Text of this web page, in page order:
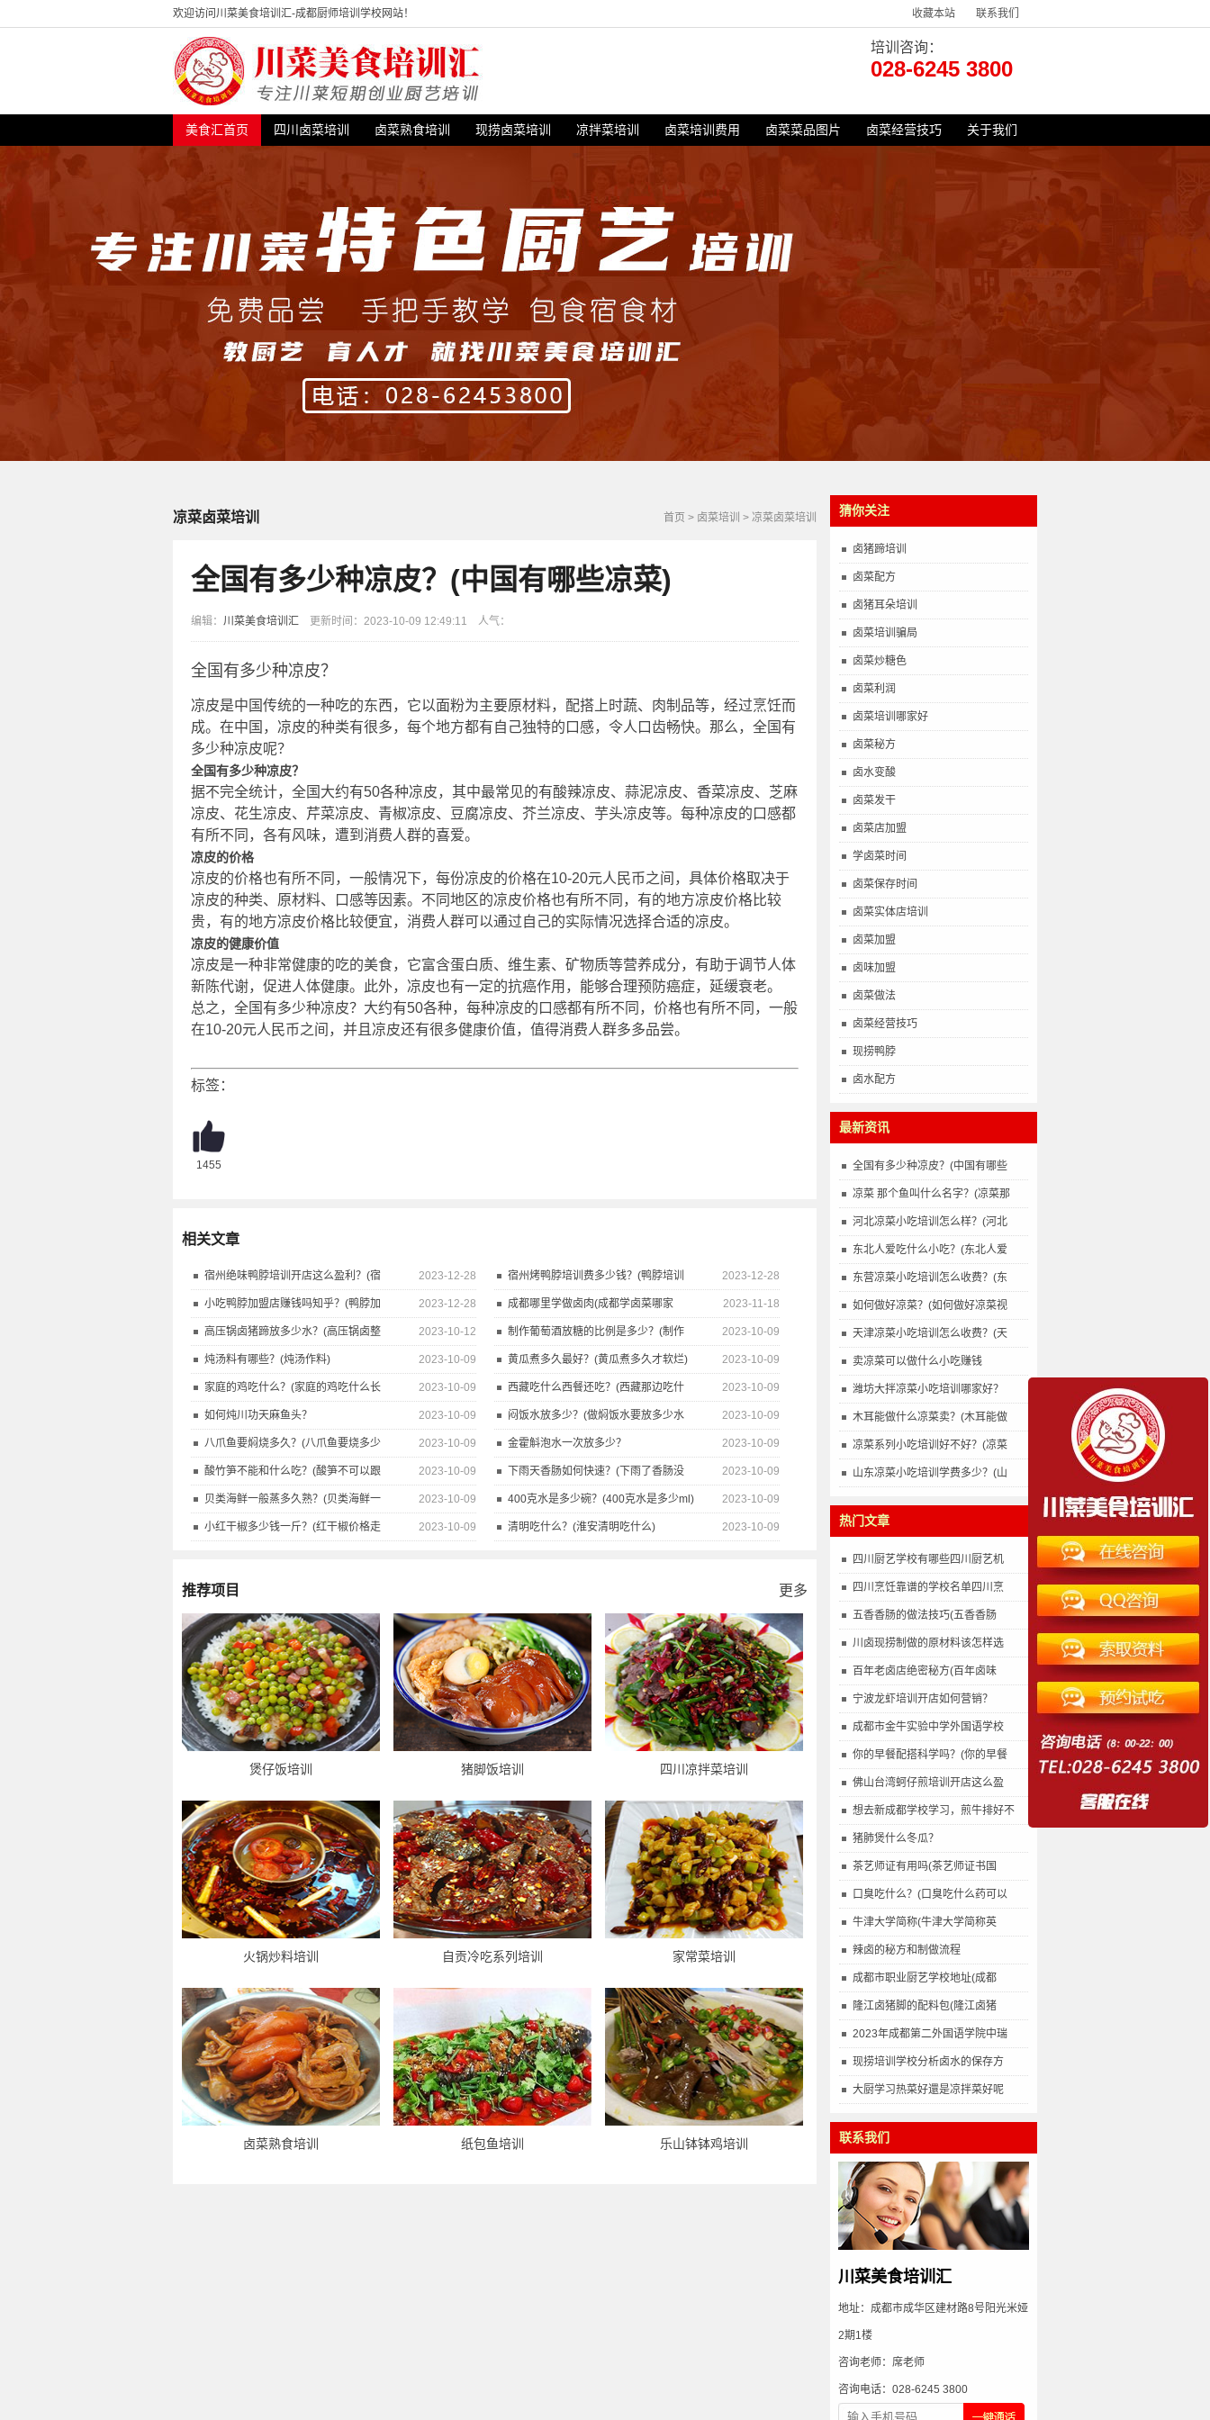
收藏本站 联系我们
欢迎访问川菜美食培训汇-成都厨师培训学校网站！
培训咨询：
028-6245 3800
美食汇首页 四川卤菜培训 卤菜熟食培训 现捞卤菜培训 凉拌菜培训 卤菜培训费用 卤菜菜品图片 卤菜经营技巧 关于我们
猜你关注
卤猪蹄培训
卤菜配方
卤猪耳朵培训
卤菜培训骗局
卤菜炒糖色
卤菜利润
卤菜培训哪家好
卤菜秘方
卤水变酸
卤菜发干
卤菜店加盟
学卤菜时间
卤菜保存时间
卤菜实体店培训
卤菜加盟
卤味加盟
卤菜做法
卤菜经营技巧
现捞鸭脖
卤水配方
最新资讯
全国有多少种凉皮？(中国有哪些
凉菜 那个鱼叫什么名字？(凉菜那
河北凉菜小吃培训怎么样？(河北
东北人爱吃什么小吃？(东北人爱
东营凉菜小吃培训怎么收费？(东
如何做好凉菜？(如何做好凉菜视
天津凉菜小吃培训怎么收费？(天
卖凉菜可以做什么小吃赚钱
潍坊大拌凉菜小吃培训哪家好？
木耳能做什么凉菜卖？(木耳能做
凉菜系列小吃培训好不好？(凉菜
山东凉菜小吃培训学费多少？(山
热门文章
四川厨艺学校有哪些四川厨艺机
四川烹饪靠谱的学校名单四川烹
五香香肠的做法技巧(五香香肠
川卤现捞制做的原材料该怎样选
百年老卤店绝密秘方(百年卤味
宁波龙虾培训开店如何营销？
成都市金牛实验中学外国语学校
你的早餐配搭科学吗？(你的早餐
佛山台湾蚵仔煎培训开店这么盈
想去新成都学校学习，煎牛排好不
猪肺煲什么冬瓜？
茶艺师证有用吗(茶艺师证书国
口臭吃什么？(口臭吃什么药可以
牛津大学简称(牛津大学简称英
辣卤的秘方和制做流程
成都市职业厨艺学校地址(成都
隆江卤猪脚的配料包(隆江卤猪
2023年成都第二外国语学院中瑞
现捞培训学校分析卤水的保存方
大厨学习热菜好還是凉拌菜好呢
联系我们
川菜美食培训汇
地址：成都市成华区建材路8号阳光米娅
2期1楼
咨询老师：席老师
咨询电话：028-6245 3800
首页 > 卤菜培训 > 凉菜卤菜培训
凉菜卤菜培训
全国有多少种凉皮？(中国有哪些凉菜)
编辑： 川菜美食培训汇 更新时间：2023-10-09 12:49:11 人气：
全国有多少种凉皮？
凉皮是中国传统的一种吃的东西，它以面粉为主要原材料，配搭上时蔬、肉制品等，经过烹饪而
成。在中国，凉皮的种类有很多，每个地方都有自己独特的口感，令人口齿畅快。那么，全国有
多少种凉皮呢？
全国有多少种凉皮？
据不完全统计，全国大约有50各种凉皮，其中最常见的有酸辣凉皮、蒜泥凉皮、香菜凉皮、芝麻
凉皮、花生凉皮、芹菜凉皮、青椒凉皮、豆腐凉皮、芥兰凉皮、芋头凉皮等。每种凉皮的口感都
有所不同，各有风味，遭到消费人群的喜爱。
凉皮的价格
凉皮的价格也有所不同，一般情况下，每份凉皮的价格在10-20元人民币之间，具体价格取决于
凉皮的种类、原材料、口感等因素。不同地区的凉皮价格也有所不同，有的地方凉皮价格比较
贵，有的地方凉皮价格比较便宜，消费人群可以通过自己的实际情况选择合适的凉皮。
凉皮的健康价值
凉皮是一种非常健康的吃的美食，它富含蛋白质、维生素、矿物质等营养成分，有助于调节人体
新陈代谢，促进人体健康。此外，凉皮也有一定的抗癌作用，能够合理预防癌症，延缓衰老。
总之，全国有多少种凉皮？大约有50各种，每种凉皮的口感都有所不同，价格也有所不同，一般
在10-20元人民币之间，并且凉皮还有很多健康价值，值得消费人群多多品尝。
标签：
1455
相关文章
2023-12-28
宿州绝味鸭脖培训开店这么盈利？(宿 2023-12-28
宿州烤鸭脖培训费多少钱？(鸭脖培训
2023-12-28
小吃鸭脖加盟店赚钱吗知乎？(鸭脖加 2023-11-18
成都哪里学做卤肉(成都学卤菜哪家
2023-10-12
高压锅卤猪蹄放多少水？(高压锅卤整 2023-10-09
制作葡萄酒放糖的比例是多少？(制作
2023-10-09
炖汤料有哪些？(炖汤作料) 2023-10-09
黄瓜煮多久最好？(黄瓜煮多久才软烂)
2023-10-09
家庭的鸡吃什么？(家庭的鸡吃什么长 2023-10-09
西藏吃什么西餐还吃？(西藏那边吃什
2023-10-09
如何炖川功天麻鱼头？ 2023-10-09
闷饭水放多少？(做焖饭水要放多少水
2023-10-09
八爪鱼要焖烧多久？(八爪鱼要烧多少 2023-10-09
金霍斛泡水一次放多少？
2023-10-09
酸竹笋不能和什么吃？(酸笋不可以跟 2023-10-09
下雨天香肠如何快速？(下雨了香肠没
2023-10-09
贝类海鲜一般蒸多久熟？(贝类海鲜一 2023-10-09
400克水是多少碗？(400克水是多少ml)
2023-10-09
小红干椒多少钱一斤？(红干椒价格走 2023-10-09
清明吃什么？(淮安清明吃什么)
更多
推荐项目
煲仔饭培训 猪脚饭培训 四川凉拌菜培训
火锅炒料培训 自贡冷吃系列培训 家常菜培训
卤菜熟食培训 纸包鱼培训 乐山钵钵鸡培训